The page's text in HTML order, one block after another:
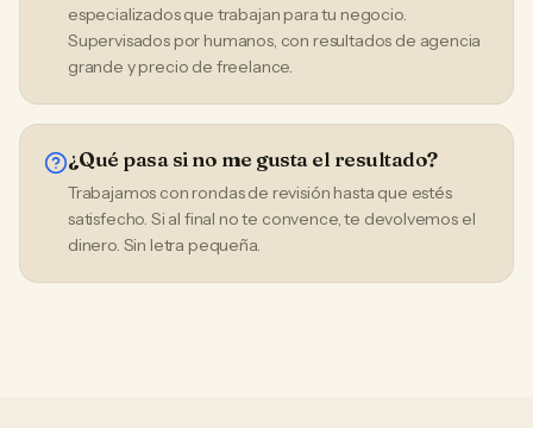
especializados que trabajan para tu negocio.
Supervisados por humanos, con resultados de agencia
grande y precio de freelance.
¿Qué pasa si no me gusta el resultado?
Trabajamos con rondas de revisión hasta que estés
satisfecho. Si al final no te convence, te devolvemos el
dinero. Sin letra pequeña.